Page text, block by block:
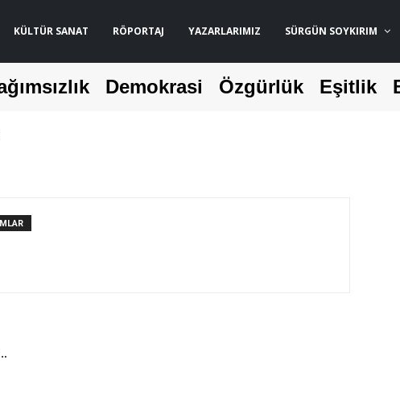
KÜLTÜR SANAT RÖPORTAJ YAZARLARIMIZ SÜRGÜN SOYKIRIM
Demokrasi Özgürlük Eşitlik